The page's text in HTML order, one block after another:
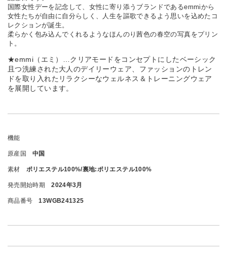
国際女性デーを記念して、女性に寄り添うブランドであるemmiから
女性たちが自由に自分らしく、人生を謳歌できるよう思いを込めたコ
レクションが誕生。
柔らかく包み込んでくれるようなほんのり茜色の春空の写真をプリン
ト。
★emmi（エミ）…クリアモードをコンセプトにしたベーシック
且つ洗練された大人のデイリーウェア、ファッションのトレン
ドを取り入れたリラクシーなウェルネス＆トレーニングウェア
を展開しています。
機能
原産国 中国
素材 ポリエステル100%/裏地:ポリエステル100%
発売開始時期 2024年3月
商品番号 13WGB241325